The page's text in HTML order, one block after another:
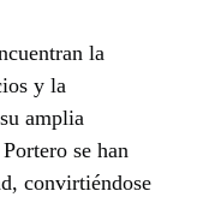
la
y la
amplia
se han
convirtiéndose